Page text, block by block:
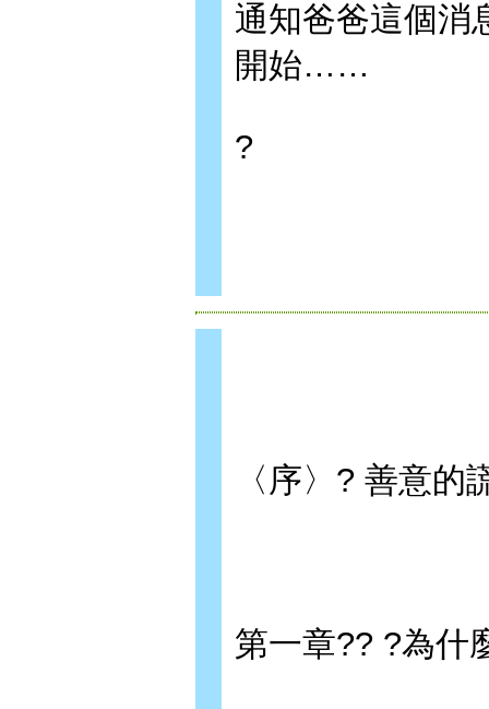
通知爸爸這個消
開始……
?
〈序〉? 善意的
第一章?? ?為什